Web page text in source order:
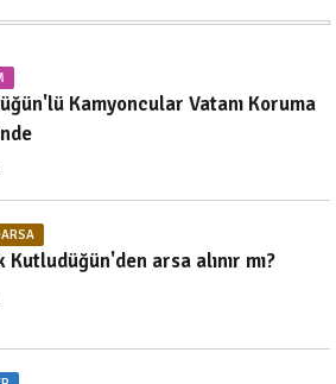
Kamyoncular Vatanı Koruma
Kutludüğün'den arsa alınır mı?